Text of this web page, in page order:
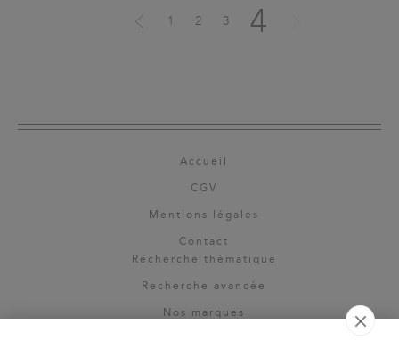
1 2 3 4
Accueil
CGV
Mentions légales
Contact
Recherche thématique
Recherche avancée
Nos marques